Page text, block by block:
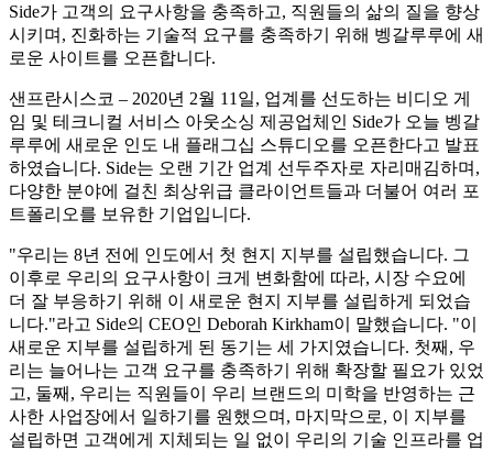
Side가 고객의 요구사항을 충족하고, 직원들의 삶의 질을 향상
시키며, 진화하는 기술적 요구를 충족하기 위해 벵갈루루에 새
로운 사이트를 오픈합니다.
샌프란시스코 – 2020년 2월 11일, 업계를 선도하는 비디오 게
임 및 테크니컬 서비스 아웃소싱 제공업체인 Side가 오늘 벵갈
루루에 새로운 인도 내 플래그십 스튜디오를 오픈한다고 발표
하였습니다. Side는 오랜 기간 업계 선두주자로 자리매김하며,
다양한 분야에 걸친 최상위급 클라이언트들과 더불어 여러 포
트폴리오를 보유한 기업입니다.
"우리는 8년 전에 인도에서 첫 현지 지부를 설립했습니다. 그
이후로 우리의 요구사항이 크게 변화함에 따라, 시장 수요에
더 잘 부응하기 위해 이 새로운 현지 지부를 설립하게 되었습
니다."라고 Side의 CEO인 Deborah Kirkham이 말했습니다. "이
새로운 지부를 설립하게 된 동기는 세 가지였습니다. 첫째, 우
리는 늘어나는 고객 요구를 충족하기 위해 확장할 필요가 있었
고, 둘째, 우리는 직원들이 우리 브랜드의 미학을 반영하는 근
사한 사업장에서 일하기를 원했으며, 마지막으로, 이 지부를
설립하면 고객에게 지체되는 일 없이 우리의 기술 인프라를 업